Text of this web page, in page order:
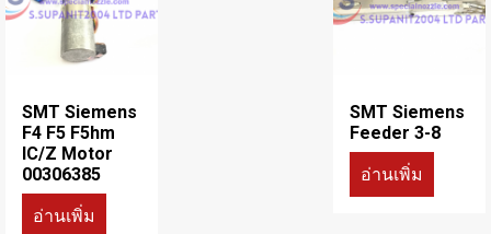
SMT Siemens
F4 F5 F5hm
IC/Z Motor
00306385
อ่านเพิ่ม
SMT Siemens
Feeder 3-8
อ่านเพิ่ม